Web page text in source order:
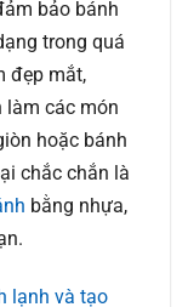
bảo bánh
trong quá
đẹp mắt,
làm các món
hoặc bánh
chắc chắn là
bằng nhựa,
lạnh và tạo